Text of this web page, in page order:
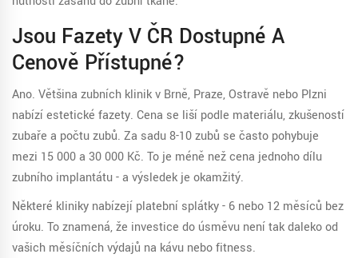
Jsou Fazety V ČR Dostupné A
Cenově Přístupné?
Ano. Většina zubních klinik v Brně, Praze, Ostravě nebo Plzni
nabízí estetické fazety. Cena se liší podle materiálu, zkušeností
zubaře a počtu zubů. Za sadu 8-10 zubů se často pohybuje
mezi 15 000 a 30 000 Kč. To je méně než cena jednoho dílu
zubního implantátu - a výsledek je okamžitý.
Některé kliniky nabízejí platební splátky - 6 nebo 12 měsíců bez
úroku. To znamená, že investice do úsměvu není tak daleko od
vašich měsíčních výdajů na kávu nebo fitness.